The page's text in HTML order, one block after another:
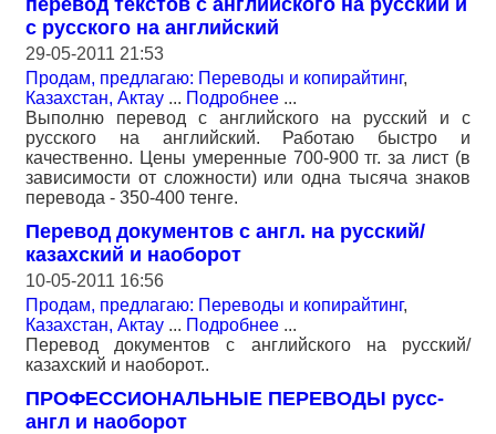
перевод текстов с английского на русский и
с русского на английский
29-05-2011 21:53
Продам, предлагаю: Переводы и копирайтинг,
Казахстан, Актау ... Подробнее ...
Выполню перевод с английского на русский и с
русского на английский. Работаю быстро и
качественно. Цены умеренные 700-900 тг. за лист (в
зависимости от сложности) или одна тысяча знаков
перевода - 350-400 тенге.
Перевод документов с англ. на русский/
казахский и наоборот
10-05-2011 16:56
Продам, предлагаю: Переводы и копирайтинг,
Казахстан, Актау ... Подробнее ...
Перевод документов с английского на русский/
казахский и наоборот..
ПРОФЕССИОНАЛЬНЫЕ ПЕРЕВОДЫ русс-
англ и наоборот